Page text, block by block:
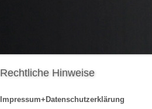
Rechtliche Hinweise
Impressum+Datenschutzerklärung